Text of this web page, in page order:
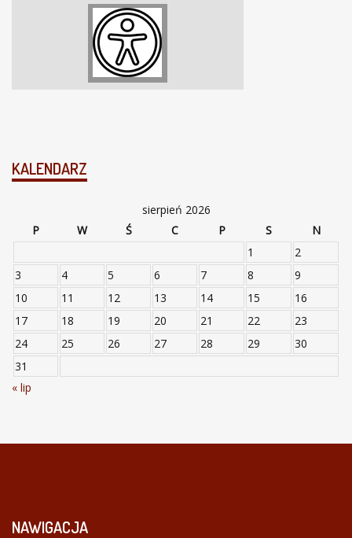
KALENDARZ
sierpień 2026
P
W Ś C P S
N
1
2
3
4 5 6 7 8
9
10
11 12 13 14 15
16
17
18 19 20 21 22
23
24
25 26 27 28 29
30
31
« lip
NAWIGACJA